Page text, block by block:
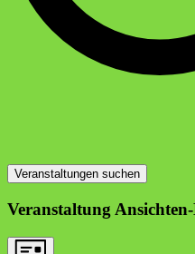
Veranstaltungen suchen
Veranstaltung